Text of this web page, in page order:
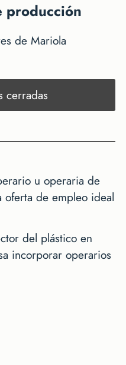
de Mariola
cerradas
u operaria de
oferta de empleo ideal
del plástico en
incorporar operarios